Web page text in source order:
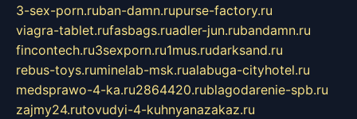
3-sex-porn.ruban-damn.rupurse-factory.ru
viagra-tablet.rufasbags.ruadler-jun.rubandamn.ru
fincontech.ru3sexporn.ru1mus.rudarksand.ru
rebus-toys.ruminelab-msk.rualabuga-cityhotel.ru
medsprawo-4-ka.ru2864420.rublagodarenie-spb.ru
zajmy24.rutovudyi-4-kuhnyanazakaz.ru